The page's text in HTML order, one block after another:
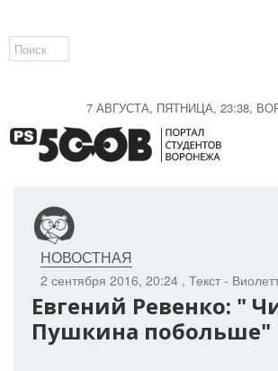
7 АВГУСТА, ПЯТНИЦА, 23:38,
2 сентября 2016, 20:24 , Текст -
НОВОСТНАЯ
Евгений Ревенко: "
Пушкина побольше"